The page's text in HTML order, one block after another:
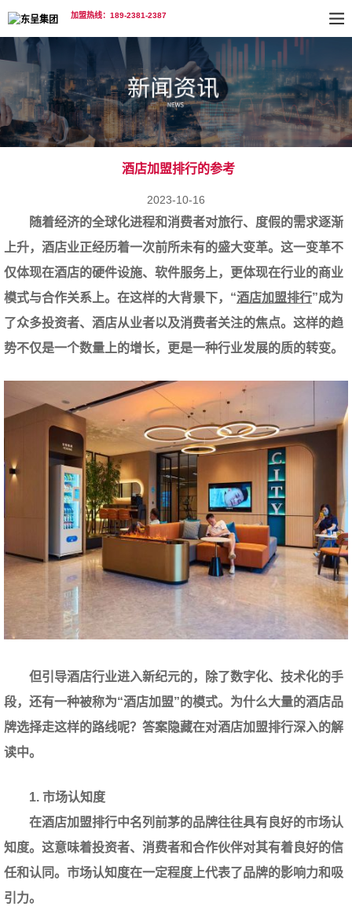
加盟热线：189-2381-2387
酒店加盟排行的参考
2023-10-16
随着经济的全球化进程和消费者对旅行、度假的需求逐渐
上升，酒店业正经历着一次前所未有的盛大变革。这一变革不
仅体现在酒店的硬件设施、软件服务上，更体现在行业的商业
模式与合作关系上。在这样的大背景下，“酒店加盟排行”成为
了众多投资者、酒店从业者以及消费者关注的焦点。这样的趋
势不仅是一个数量上的增长，更是一种行业发展的质的转变。
但引导酒店行业进入新纪元的，除了数字化、技术化的手
段，还有一种被称为“酒店加盟”的模式。为什么大量的酒店品
牌选择走这样的路线呢？答案隐藏在对酒店加盟排行深入的解
读中。
1. 市场认知度
在酒店加盟排行中名列前茅的品牌往往具有良好的市场认
知度。这意味着投资者、消费者和合作伙伴对其有着良好的信
任和认同。市场认知度在一定程度上代表了品牌的影响力和吸
引力。